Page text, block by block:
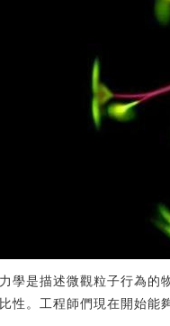
學是描述微觀粒子行為的
性。工程師們現在開始能